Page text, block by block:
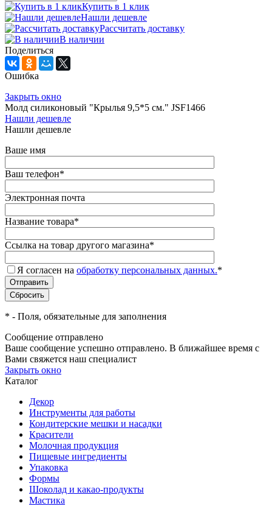
Купить в 1 клик
Нашли дешевле
Рассчитать доставку
В наличии
Поделиться
Ошибка
Закрыть окно
Молд силиконовый "Крылья 9,5*5 см." JSF1466
Нашли дешевле
Нашли дешевле
Ваше имя
Ваш телефон*
Электронная почта
Название товара*
Ссылка на товар другого магазина*
Я согласен на обработку персональных данных.*
* - Поля, обязательные для заполнения
Сообщение отправлено
Ваше сообщение успешно отправлено. В ближайшее время с
Вами свяжется наш специалист
Закрыть окно
Каталог
Декор
Инструменты для работы
Кондитерские мешки и насадки
Красители
Молочная продукция
Пищевые ингредиенты
Упаковка
Формы
Шоколад и какао-продукты
Мастика